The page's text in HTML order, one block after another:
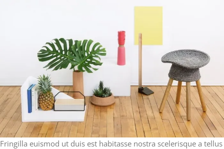
Fringilla euismod ut duis est habitasse nostra scelerisque a tellus